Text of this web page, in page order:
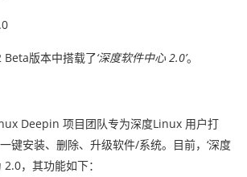
版本中搭载了‘深度软件中心 2.0’。
Deepin 项目团队专为深度Linux 用户打
键安装、删除、升级软件/系统。目前，‘深度
，其功能如下：